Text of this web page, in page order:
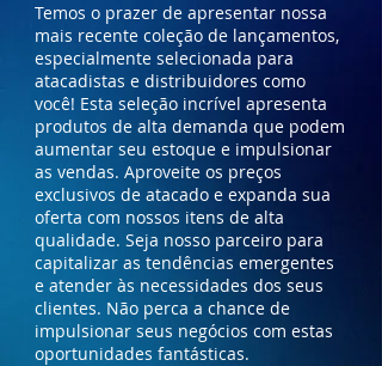
Temos o prazer de apresentar nossa
mais recente coleção de lançamentos,
especialmente selecionada para
atacadistas e distribuidores como
você! Esta seleção incrível apresenta
produtos de alta demanda que podem
aumentar seu estoque e impulsionar
as vendas. Aproveite os preços
exclusivos de atacado e expanda sua
oferta com nossos itens de alta
qualidade. Seja nosso parceiro para
capitalizar as tendências emergentes
e atender às necessidades dos seus
clientes. Não perca a chance de
impulsionar seus negócios com estas
oportunidades fantásticas.